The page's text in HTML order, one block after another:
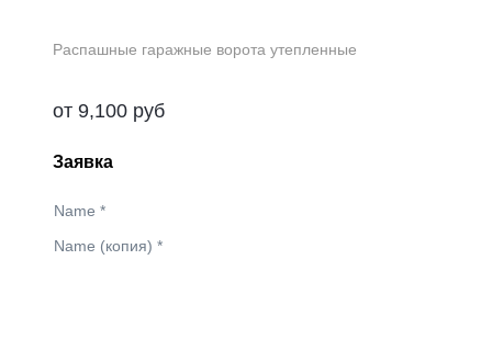
Распашные гаражные ворота утепленные
от 9,100 руб
Заявка
Name *
Name (копия) *